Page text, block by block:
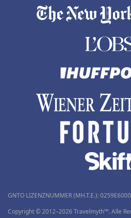
GNTO LIZENZNUMMER (MH.T.E.):
Copyright © 2012–2026 Travelmyth™. Alle